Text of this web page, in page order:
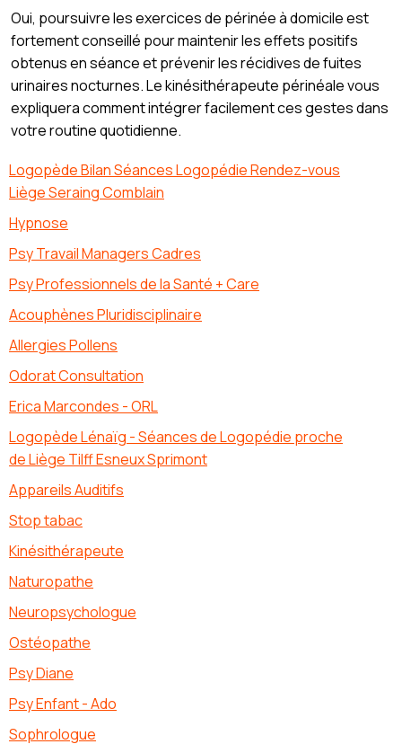
Oui, poursuivre les exercices de périnée à domicile est
fortement conseillé pour maintenir les effets positifs
obtenus en séance et prévenir les récidives de fuites
urinaires nocturnes. Le kinésithérapeute périnéale vous
expliquera comment intégrer facilement ces gestes dans
votre routine quotidienne.
Logopède Bilan Séances Logopédie Rendez-vous
Liège Seraing Comblain
Hypnose
Psy Travail Managers Cadres
Psy Professionnels de la Santé + Care
Acouphènes Pluridisciplinaire
Allergies Pollens
Odorat Consultation
Erica Marcondes - ORL
Logopède Lénaïg - Séances de Logopédie proche
de Liège Tilff Esneux Sprimont
Appareils Auditifs
Stop tabac
Kinésithérapeute
Naturopathe
Neuropsychologue
Ostéopathe
Psy Diane
Psy Enfant - Ado
Sophrologue